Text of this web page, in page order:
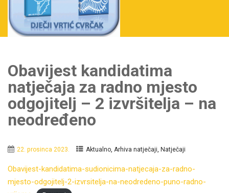
Obavijest kandidatima
natječaja za radno mjesto
odgojitelj – 2 izvršitelja – na
neodređeno
22. prosinca 2023. Aktualno Arhiva natječaji Natječaji
Obavijest-kandidatima-sudionicima-natjecaja-za-radno-
mjesto-odgojitelj-2-izvrsitelja-na-neodredeno-puno-radno-